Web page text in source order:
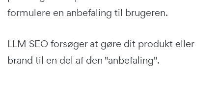
formulere en anbefaling til brugeren.
LLM SEO forsøger at gøre dit produkt eller
brand til en del af den "anbefaling".